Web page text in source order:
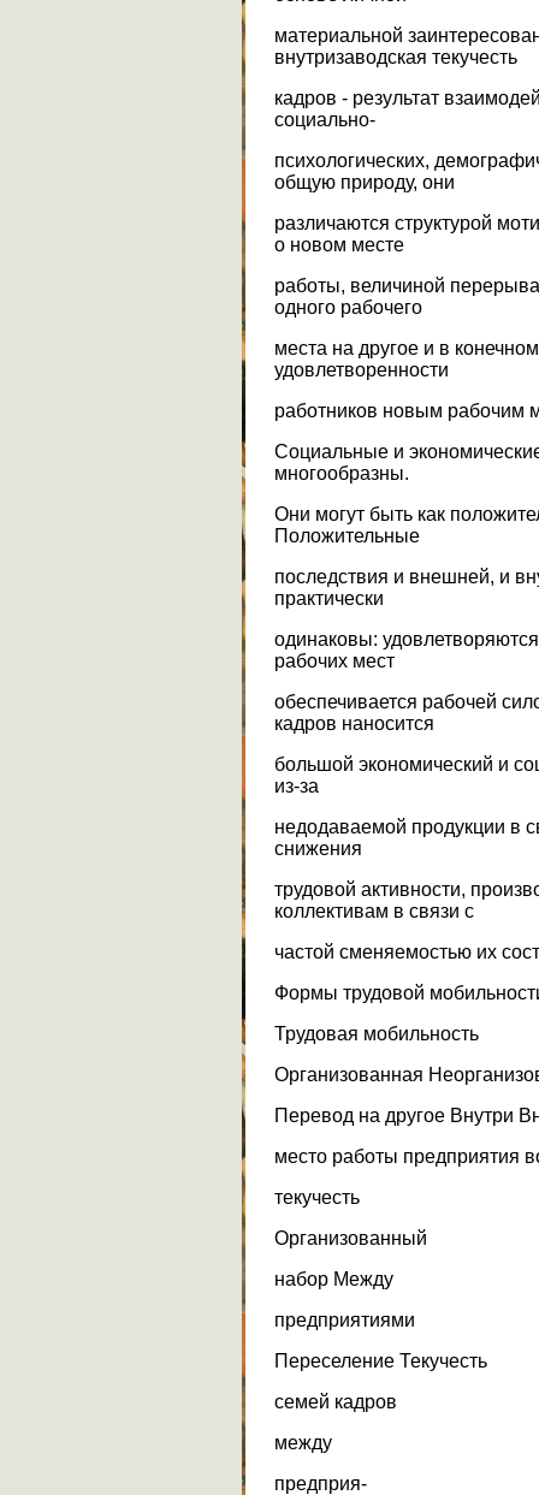
материальной
внутризаводская текучесть
кадров - результат
социально-
психологических,
общую природу, они
различаются структурой
о новом месте
работы, величиной
одного рабочего
места на другое и в
удовлетворенности
работников новым рабочим
Социальные и
многообразны.
Они могут быть как
Положительные
последствия и внешней, и
практически
одинаковы:
рабочих мест
обеспечивается рабочей
кадров наносится
большой экономический и
из-за
недодаваемой продукции в
снижения
трудовой активности,
коллективам в связи с
частой сменяемостью их
Формы трудовой
Трудовая мобильность
Организованная
Перевод на другое Внутри
место работы предприятия
текучесть
Организованный
набор Между
предприятиями
Переселение Текучесть
семей кадров
между
предприя-